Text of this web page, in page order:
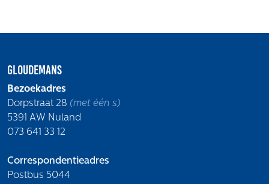
Integrale aanpak gebiedsvisie
Gloudemans
Bezoekadres
Dorpstraat 28 (met één s)
5391 AW Nuland
073 641 33 12
Correspondentieadres
Postbus 5044